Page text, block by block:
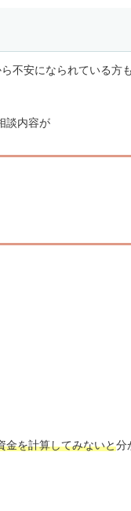
不安になられている方
談内容が
金を計算してみないと分